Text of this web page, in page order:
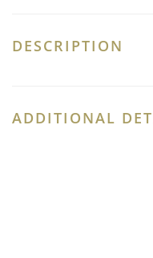
DESCRIPTION
ADDITIONAL